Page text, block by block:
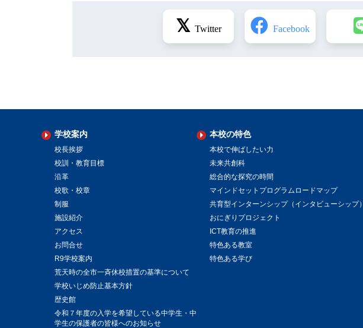
学校案内
校長挨拶
校訓・教育目標
沿革
校歌・校章
制服
施設紹介
アクセス
お問合せ
R9学校案内
荒天時の全市一斉休校措置の基準について
学校いじめ防止基本方針
歴史館
令和７年度の入学を希望している中学生・中
学生の保護者の皆様へのお知らせ
本校の特色
本校で伸ばしたい力
未来共創科
総合的な探究の時間
マインドセットプログラムロードマップ
共育型インターンシップ（インタビューシップ）
おにぎりプロジェクト
ICT教育の推進
特色ある教室
特色ある学び